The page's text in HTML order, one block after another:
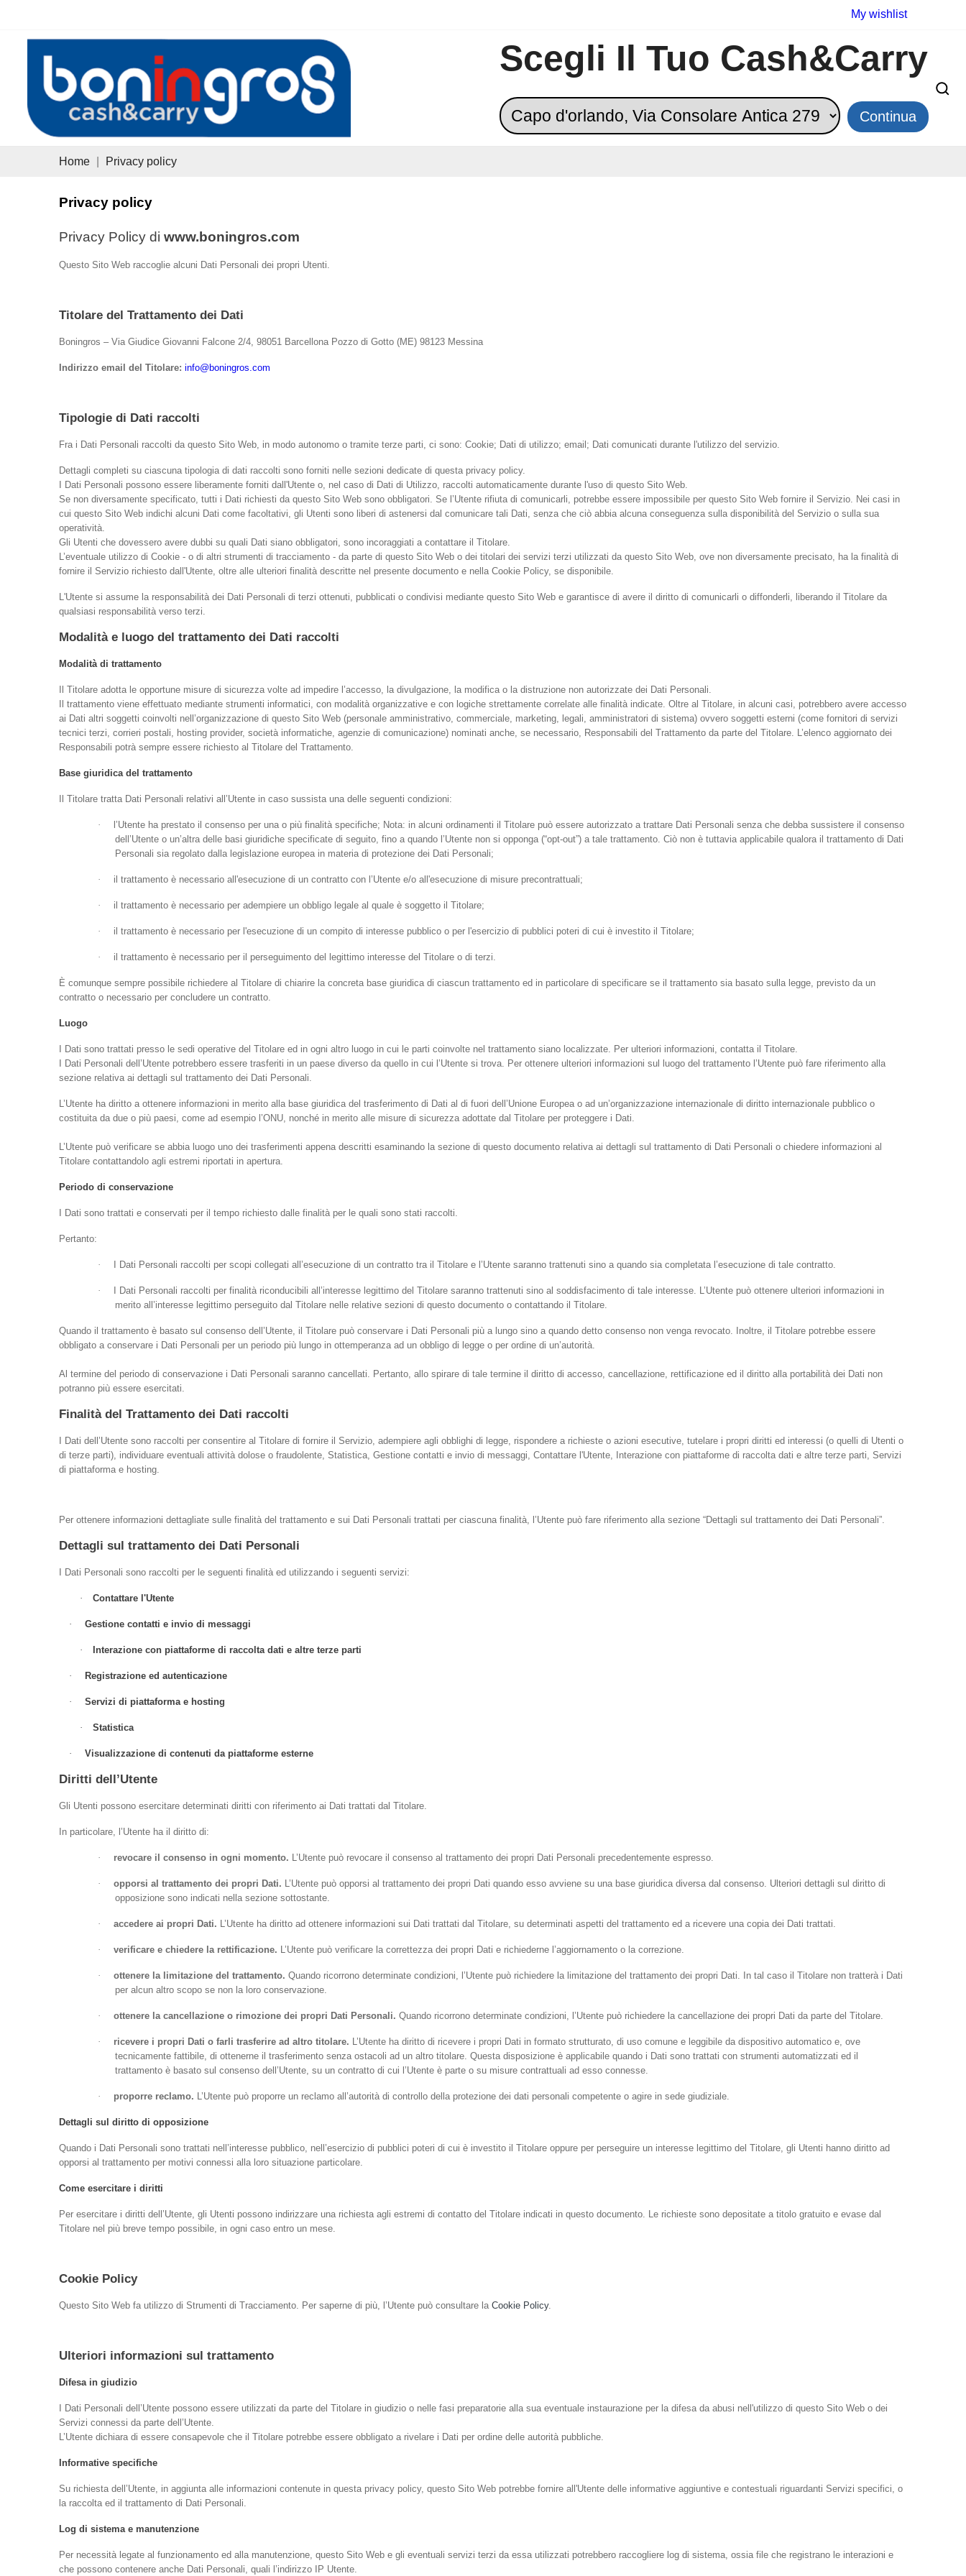
My wishlist
Scegli Il Tuo Cash&Carry
Home Privacy policy
Privacy policy
Privacy Policy diwww.boningros.com
Questo Sito Web raccoglie alcuni Dati Personali dei propri Utenti.
Titolare del Trattamento dei Dati
Boningros – Via Giudice Giovanni Falcone 2/4, 98051 Barcellona Pozzo di Gotto (ME) 98123 Messina
Indirizzo email del Titolare: info@boningros.com
Tipologie di Dati raccolti
Fra i Dati Personali raccolti da questo Sito Web, in modo autonomo o tramite terze parti, ci sono: Cookie; Dati di utilizzo; email; Dati comunicati durante l'utilizzo del servizio.
Dettagli completi su ciascuna tipologia di dati raccolti sono forniti nelle sezioni dedicate di questa privacy policy.
I Dati Personali possono essere liberamente forniti dall'Utente o, nel caso di Dati di Utilizzo, raccolti automaticamente durante l'uso di questo Sito Web.
Se non diversamente specificato, tutti i Dati richiesti da questo Sito Web sono obbligatori. Se l’Utente rifiuta di comunicarli, potrebbe essere impossibile per questo Sito Web fornire il Servizio. Nei casi in
cui questo Sito Web indichi alcuni Dati come facoltativi, gli Utenti sono liberi di astenersi dal comunicare tali Dati, senza che ciò abbia alcuna conseguenza sulla disponibilità del Servizio o sulla sua
operatività.
Gli Utenti che dovessero avere dubbi su quali Dati siano obbligatori, sono incoraggiati a contattare il Titolare.
L’eventuale utilizzo di Cookie - o di altri strumenti di tracciamento - da parte di questo Sito Web o dei titolari dei servizi terzi utilizzati da questo Sito Web, ove non diversamente precisato, ha la finalità di
fornire il Servizio richiesto dall'Utente, oltre alle ulteriori finalità descritte nel presente documento e nella Cookie Policy, se disponibile.
L'Utente si assume la responsabilità dei Dati Personali di terzi ottenuti, pubblicati o condivisi mediante questo Sito Web e garantisce di avere il diritto di comunicarli o diffonderli, liberando il Titolare da
qualsiasi responsabilità verso terzi.
Modalità e luogo del trattamento dei Dati raccolti
Modalità di trattamento
Il Titolare adotta le opportune misure di sicurezza volte ad impedire l’accesso, la divulgazione, la modifica o la distruzione non autorizzate dei Dati Personali.
Il trattamento viene effettuato mediante strumenti informatici, con modalità organizzative e con logiche strettamente correlate alle finalità indicate. Oltre al Titolare, in alcuni casi, potrebbero avere accesso
ai Dati altri soggetti coinvolti nell’organizzazione di questo Sito Web (personale amministrativo, commerciale, marketing, legali, amministratori di sistema) ovvero soggetti esterni (come fornitori di servizi
tecnici terzi, corrieri postali, hosting provider, società informatiche, agenzie di comunicazione) nominati anche, se necessario, Responsabili del Trattamento da parte del Titolare. L’elenco aggiornato dei
Responsabili potrà sempre essere richiesto al Titolare del Trattamento.
Base giuridica del trattamento
Il Titolare tratta Dati Personali relativi all’Utente in caso sussista una delle seguenti condizioni:
·
l’Utente ha prestato il consenso per una o più finalità specifiche; Nota: in alcuni ordinamenti il Titolare può essere autorizzato a trattare Dati Personali senza che debba sussistere il consenso
dell’Utente o un’altra delle basi giuridiche specificate di seguito, fino a quando l’Utente non si opponga (“opt-out”) a tale trattamento. Ciò non è tuttavia applicabile qualora il trattamento di Dati
Personali sia regolato dalla legislazione europea in materia di protezione dei Dati Personali;
· il trattamento è necessario all'esecuzione di un contratto con l’Utente e/o all'esecuzione di misure precontrattuali;
· il trattamento è necessario per adempiere un obbligo legale al quale è soggetto il Titolare;
· il trattamento è necessario per l'esecuzione di un compito di interesse pubblico o per l'esercizio di pubblici poteri di cui è investito il Titolare;
· il trattamento è necessario per il perseguimento del legittimo interesse del Titolare o di terzi.
È comunque sempre possibile richiedere al Titolare di chiarire la concreta base giuridica di ciascun trattamento ed in particolare di specificare se il trattamento sia basato sulla legge, previsto da un
contratto o necessario per concludere un contratto.
Luogo
I Dati sono trattati presso le sedi operative del Titolare ed in ogni altro luogo in cui le parti coinvolte nel trattamento siano localizzate. Per ulteriori informazioni, contatta il Titolare.
I Dati Personali dell’Utente potrebbero essere trasferiti in un paese diverso da quello in cui l’Utente si trova. Per ottenere ulteriori informazioni sul luogo del trattamento l’Utente può fare riferimento alla
sezione relativa ai dettagli sul trattamento dei Dati Personali.
L’Utente ha diritto a ottenere informazioni in merito alla base giuridica del trasferimento di Dati al di fuori dell’Unione Europea o ad un’organizzazione internazionale di diritto internazionale pubblico o
costituita da due o più paesi, come ad esempio l’ONU, nonché in merito alle misure di sicurezza adottate dal Titolare per proteggere i Dati.
L’Utente può verificare se abbia luogo uno dei trasferimenti appena descritti esaminando la sezione di questo documento relativa ai dettagli sul trattamento di Dati Personali o chiedere informazioni al
Titolare contattandolo agli estremi riportati in apertura.
Periodo di conservazione
I Dati sono trattati e conservati per il tempo richiesto dalle finalità per le quali sono stati raccolti.
Pertanto:
· I Dati Personali raccolti per scopi collegati all’esecuzione di un contratto tra il Titolare e l’Utente saranno trattenuti sino a quando sia completata l’esecuzione di tale contratto.
·
I Dati Personali raccolti per finalità riconducibili all’interesse legittimo del Titolare saranno trattenuti sino al soddisfacimento di tale interesse. L’Utente può ottenere ulteriori informazioni in
merito all’interesse legittimo perseguito dal Titolare nelle relative sezioni di questo documento o contattando il Titolare.
Quando il trattamento è basato sul consenso dell’Utente, il Titolare può conservare i Dati Personali più a lungo sino a quando detto consenso non venga revocato. Inoltre, il Titolare potrebbe essere
obbligato a conservare i Dati Personali per un periodo più lungo in ottemperanza ad un obbligo di legge o per ordine di un’autorità.
Al termine del periodo di conservazione i Dati Personali saranno cancellati. Pertanto, allo spirare di tale termine il diritto di accesso, cancellazione, rettificazione ed il diritto alla portabilità dei Dati non
potranno più essere esercitati.
Finalità del Trattamento dei Dati raccolti
I Dati dell’Utente sono raccolti per consentire al Titolare di fornire il Servizio, adempiere agli obblighi di legge, rispondere a richieste o azioni esecutive, tutelare i propri diritti ed interessi (o quelli di Utenti o
di terze parti), individuare eventuali attività dolose o fraudolente, Statistica, Gestione contatti e invio di messaggi, Contattare l'Utente, Interazione con piattaforme di raccolta dati e altre terze parti, Servizi
di piattaforma e hosting.
Per ottenere informazioni dettagliate sulle finalità del trattamento e sui Dati Personali trattati per ciascuna finalità, l’Utente può fare riferimento alla sezione “Dettagli sul trattamento dei Dati Personali”.
Dettagli sul trattamento dei Dati Personali
I Dati Personali sono raccolti per le seguenti finalità ed utilizzando i seguenti servizi:
· Contattare l'Utente
· Gestione contatti e invio di messaggi
· Interazione con piattaforme di raccolta dati e altre terze parti
· Registrazione ed autenticazione
· Servizi di piattaforma e hosting
· Statistica
· Visualizzazione di contenuti da piattaforme esterne
Diritti dell’Utente
Gli Utenti possono esercitare determinati diritti con riferimento ai Dati trattati dal Titolare.
In particolare, l’Utente ha il diritto di:
· revocare il consenso in ogni momento. L’Utente può revocare il consenso al trattamento dei propri Dati Personali precedentemente espresso.
· opporsi al trattamento dei propri Dati. L’Utente può opporsi al trattamento dei propri Dati quando esso avviene su una base giuridica diversa dal consenso. Ulteriori dettagli sul diritto di
opposizione sono indicati nella sezione sottostante.
· accedere ai propri Dati. L’Utente ha diritto ad ottenere informazioni sui Dati trattati dal Titolare, su determinati aspetti del trattamento ed a ricevere una copia dei Dati trattati.
· verificare e chiedere la rettificazione. L’Utente può verificare la correttezza dei propri Dati e richiederne l’aggiornamento o la correzione.
· ottenere la limitazione del trattamento. Quando ricorrono determinate condizioni, l’Utente può richiedere la limitazione del trattamento dei propri Dati. In tal caso il Titolare non tratterà i Dati
per alcun altro scopo se non la loro conservazione.
· ottenere la cancellazione o rimozione dei propri Dati Personali. Quando ricorrono determinate condizioni, l’Utente può richiedere la cancellazione dei propri Dati da parte del Titolare.
· ricevere i propri Dati o farli trasferire ad altro titolare. L’Utente ha diritto di ricevere i propri Dati in formato strutturato, di uso comune e leggibile da dispositivo automatico e, ove
tecnicamente fattibile, di ottenerne il trasferimento senza ostacoli ad un altro titolare. Questa disposizione è applicabile quando i Dati sono trattati con strumenti automatizzati ed il
trattamento è basato sul consenso dell’Utente, su un contratto di cui l’Utente è parte o su misure contrattuali ad esso connesse.
· proporre reclamo. L’Utente può proporre un reclamo all’autorità di controllo della protezione dei dati personali competente o agire in sede giudiziale.
Dettagli sul diritto di opposizione
Quando i Dati Personali sono trattati nell’interesse pubblico, nell’esercizio di pubblici poteri di cui è investito il Titolare oppure per perseguire un interesse legittimo del Titolare, gli Utenti hanno diritto ad
opporsi al trattamento per motivi connessi alla loro situazione particolare.
Come esercitare i diritti
Per esercitare i diritti dell’Utente, gli Utenti possono indirizzare una richiesta agli estremi di contatto del Titolare indicati in questo documento. Le richieste sono depositate a titolo gratuito e evase dal
Titolare nel più breve tempo possibile, in ogni caso entro un mese.
Cookie Policy
Questo Sito Web fa utilizzo di Strumenti di Tracciamento. Per saperne di più, l’Utente può consultare laCookie Policy.
Ulteriori informazioni sul trattamento
Difesa in giudizio
I Dati Personali dell’Utente possono essere utilizzati da parte del Titolare in giudizio o nelle fasi preparatorie alla sua eventuale instaurazione per la difesa da abusi nell'utilizzo di questo Sito Web o dei
Servizi connessi da parte dell’Utente.
L’Utente dichiara di essere consapevole che il Titolare potrebbe essere obbligato a rivelare i Dati per ordine delle autorità pubbliche.
Informative specifiche
Su richiesta dell’Utente, in aggiunta alle informazioni contenute in questa privacy policy, questo Sito Web potrebbe fornire all'Utente delle informative aggiuntive e contestuali riguardanti Servizi specifici, o
la raccolta ed il trattamento di Dati Personali.
Log di sistema e manutenzione
Per necessità legate al funzionamento ed alla manutenzione, questo Sito Web e gli eventuali servizi terzi da essa utilizzati potrebbero raccogliere log di sistema, ossia file che registrano le interazioni e
che possono contenere anche Dati Personali, quali l’indirizzo IP Utente.